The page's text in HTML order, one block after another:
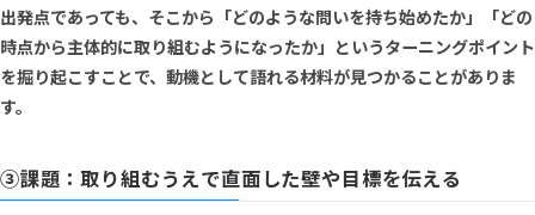
出発点であっても、そこから「どのような問いを持ち始めたか」「どの
時点から主体的に取り組むようになったか」というターニングポイント
を掘り起こすことで、動機として語れる材料が見つかることがありま
す。
③課題：取り組むうえで直面した壁や目標を伝える